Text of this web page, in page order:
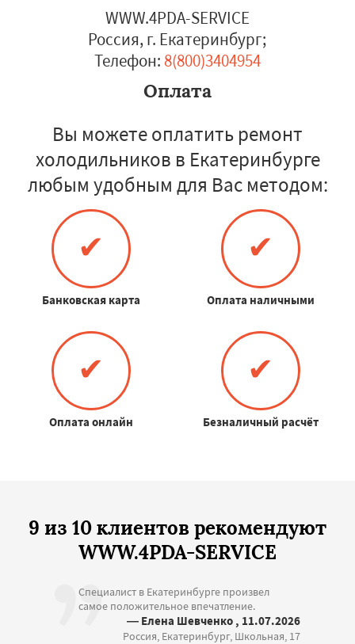
WWW.4PDA-SERVICE
Россия, г. Екатеринбург;
Телефон: 8(800)3404954
Оплата
Вы можете оплатить ремонт
холодильников в Екатеринбурге
любым удобным для Вас методом:
✔
Банковская карта
✔
Оплата наличными
✔
Оплата онлайн
✔
Безналичный расчёт
9 из 10 клиентов рекомендуют
WWW.4PDA-SERVICE
Специалист в Екатеринбурге произвел
самое положительное впечатление.
— Елена Шевченко , 11.07.2026
Россия, Екатеринбург, Школьная, 17